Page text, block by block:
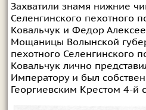
Захватили знамя нижние
Селенгинского пехотного
Ковальчук и Федор
Мощаницы Волынской
пехотного Селенгинского
Ковальчук лично
Императору и был
Георгиевским Крестом 4-й